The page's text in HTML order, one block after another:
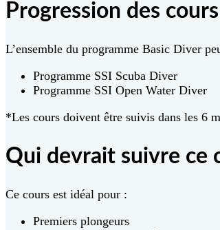
Progression des cours
L’ensemble du programme Basic Diver
Programme SSI Scuba Diver
Programme SSI Open Water Diver
*Les cours doivent être suivis dans les 6
Qui devrait suivre ce
Ce cours est idéal pour :
Premiers plongeurs